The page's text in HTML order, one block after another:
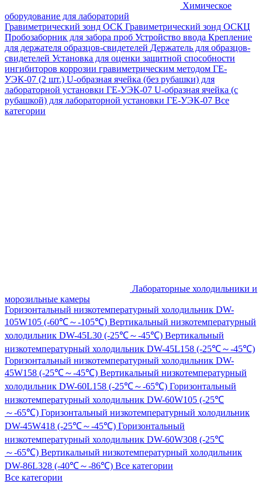
Химическое
оборудование для лабораторий
Гравиметрический зонд ОСК Гравиметрический зонд ОСКЦ
Пробозаборник для забора проб Устройство ввода Крепление
для держателя образцов-свидетелей Держатель для образцов-
свидетелей Установка для оценки защитной способности
ингибиторов коррозии гравиметрическим методом ГЕ-
УЭК-07 (2 шт.) U-образная ячейка (без рубашки) для
лабораторной установки ГЕ-УЭК-07 U-образная ячейка (с
рубашкой) для лабораторной установки ГЕ-УЭК-07 Все
категории
Лабораторные холодильники и
морозильные камеры
Горизонтальный низкотемпературный холодильник DW-
105W105 (-60℃～-105℃) Вертикальный низкотемпературный
холодильник DW-45L30 (-25℃～-45℃) Вертикальный
низкотемпературный холодильник DW-45L158 (-25℃～-45℃)
Горизонтальный низкотемпературный холодильник DW-
45W158 (-25℃～-45℃) Вертикальный низкотемпературный
холодильник DW-60L158 (-25℃～-65℃) Горизонтальный
низкотемпературный холодильник DW-60W105 (-25℃
～-65℃) Горизонтальный низкотемпературный холодильник
DW-45W418 (-25℃～-45℃) Горизонтальный
низкотемпературный холодильник DW-60W308 (-25℃
～-65℃) Вертикальный низкотемпературный холодильник
DW-86L328 (-40℃～-86℃) Все категории
Все категории